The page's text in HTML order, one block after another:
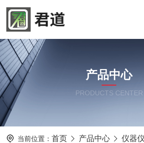
产品中心
PRODUCTS CENTER
当前位置： 首页 产品中心 仪器